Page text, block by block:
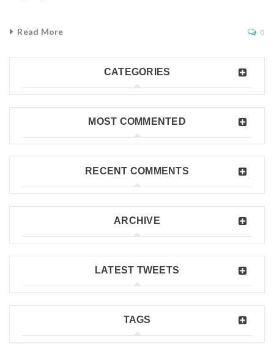
Read More 0
CATEGORIES
MOST COMMENTED
RECENT COMMENTS
ARCHIVE
LATEST TWEETS
TAGS